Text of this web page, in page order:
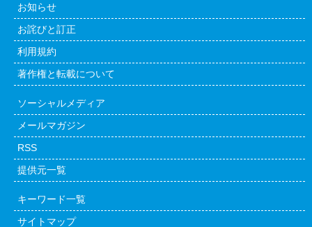
お知らせ
お詫びと訂正
利用規約
著作権と転載について
ソーシャルメディア
メールマガジン
RSS
提供元一覧
キーワード一覧
サイトマップ